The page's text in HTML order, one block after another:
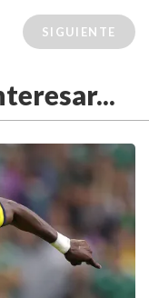
SIGUIENTE